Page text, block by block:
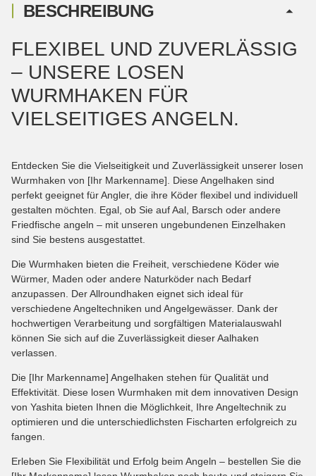
BESCHREIBUNG
FLEXIBEL UND ZUVERLÄSSIG
– UNSERE LOSEN
WURMHAKEN FÜR
VIELSEITIGES ANGELN.
Entdecken Sie die Vielseitigkeit und Zuverlässigkeit unserer losen
Wurmhaken von [Ihr Markenname]. Diese Angelhaken sind
perfekt geeignet für Angler, die ihre Köder flexibel und individuell
gestalten möchten. Egal, ob Sie auf Aal, Barsch oder andere
Friedfische angeln – mit unseren ungebundenen Einzelhaken
sind Sie bestens ausgestattet.
Die Wurmhaken bieten die Freiheit, verschiedene Köder wie
Würmer, Maden oder andere Naturköder nach Bedarf
anzupassen. Der Allroundhaken eignet sich ideal für
verschiedene Angeltechniken und Angelgewässer. Dank der
hochwertigen Verarbeitung und sorgfältigen Materialauswahl
können Sie sich auf die Zuverlässigkeit dieser Aalhaken
verlassen.
Die [Ihr Markenname] Angelhaken stehen für Qualität und
Effektivität. Diese losen Wurmhaken mit dem innovativen Design
von Yashita bieten Ihnen die Möglichkeit, Ihre Angeltechnik zu
optimieren und die unterschiedlichsten Fischarten erfolgreich zu
fangen.
Erleben Sie Flexibilität und Erfolg beim Angeln – bestellen Sie die